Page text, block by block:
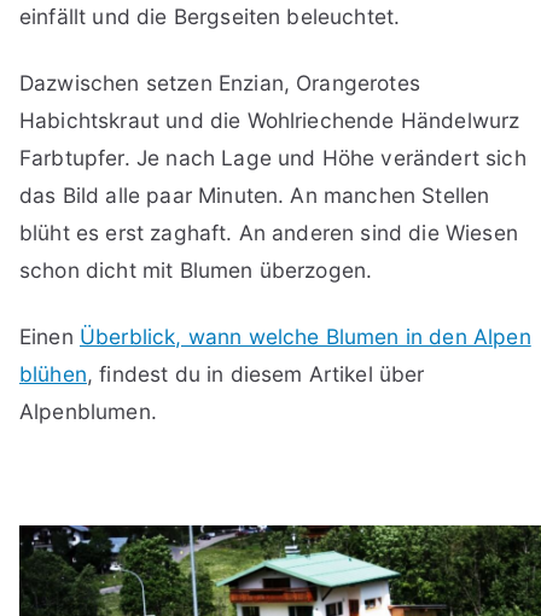
einfällt und die Bergseiten beleuchtet.
Dazwischen setzen Enzian, Orangerotes
Habichtskraut und die Wohlriechende Händelwurz
Farbtupfer. Je nach Lage und Höhe verändert sich
das Bild alle paar Minuten. An manchen Stellen
blüht es erst zaghaft. An anderen sind die Wiesen
schon dicht mit Blumen überzogen.
Einen Überblick, wann welche Blumen in den Alpen
blühen, findest du in diesem Artikel über
Alpenblumen.